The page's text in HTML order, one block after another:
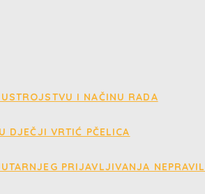
I NAČINU RADA
DJEČJI VRTIĆ PČELICA
PRIJAVLJIVANJA